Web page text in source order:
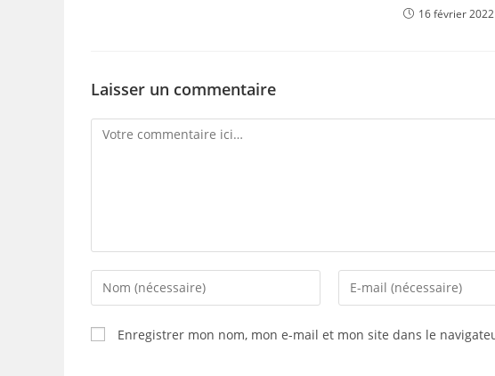
16 février 2022
Laisser un commentaire
Comment
Enter
your
name
or
Enter
your
Enregistrer mon nom, mon e-mail et mon site dans le